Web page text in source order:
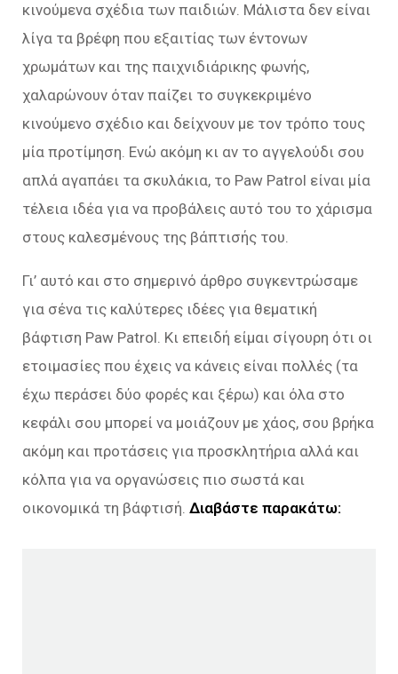
κινούμενα σχέδια των παιδιών. Μάλιστα δεν είναι
λίγα τα βρέφη που εξαιτίας των έντονων
χρωμάτων και της παιχνιδιάρικης φωνής,
χαλαρώνουν όταν παίζει το συγκεκριμένο
κινούμενο σχέδιο και δείχνουν με τον τρόπο τους
μία προτίμηση. Ενώ ακόμη κι αν το αγγελούδι σου
απλά αγαπάει τα σκυλάκια, το Paw Patrol είναι μία
τέλεια ιδέα για να προβάλεις αυτό του το χάρισμα
στους καλεσμένους της βάπτισής του.
Γι’ αυτό και στο σημερινό άρθρο συγκεντρώσαμε
για σένα τις καλύτερες ιδέες για θεματική
βάφτιση Paw Patrol. Κι επειδή είμαι σίγουρη ότι οι
ετοιμασίες που έχεις να κάνεις είναι πολλές (τα
έχω περάσει δύο φορές και ξέρω) και όλα στο
κεφάλι σου μπορεί να μοιάζουν με χάος, σου βρήκα
ακόμη και προτάσεις για προσκλητήρια αλλά και
κόλπα για να οργανώσεις πιο σωστά και
οικονομικά τη βάφτισή. Διαβάστε παρακάτω: